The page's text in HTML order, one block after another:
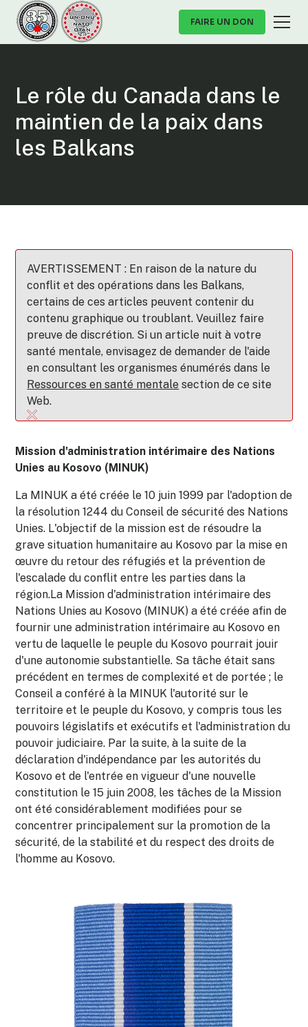
FAIRE UN DON
Le rôle du Canada dans le
maintien de la paix dans
les Balkans
AVERTISSEMENT : En raison de la nature du
conflit et des opérations dans les Balkans,
certains de ces articles peuvent contenir du
contenu graphique ou troublant. Veuillez faire
preuve de discrétion. Si un article nuit à votre
santé mentale, envisagez de demander de l'aide
en consultant les organismes énumérés dans le
Ressources en santé mentale section de ce site
Web.
Mission d'administration intérimaire des Nations
Unies au Kosovo (MINUK)
La MINUK a été créée le 10 juin 1999 par l'adoption de
la résolution 1244 du Conseil de sécurité des Nations
Unies. L'objectif de la mission est de résoudre la
grave situation humanitaire au Kosovo par la mise en
œuvre du retour des réfugiés et la prévention de
l'escalade du conflit entre les parties dans la
région.La Mission d'administration intérimaire des
Nations Unies au Kosovo (MINUK) a été créée afin de
fournir une administration intérimaire au Kosovo en
vertu de laquelle le peuple du Kosovo pourrait jouir
d'une autonomie substantielle. Sa tâche était sans
précédent en termes de complexité et de portée ; le
Conseil a conféré à la MINUK l'autorité sur le
territoire et le peuple du Kosovo, y compris tous les
pouvoirs législatifs et exécutifs et l'administration du
pouvoir judiciaire. Par la suite, à la suite de la
déclaration d'indépendance par les autorités du
Kosovo et de l'entrée en vigueur d'une nouvelle
constitution le 15 juin 2008, les tâches de la Mission
ont été considérablement modifiées pour se
concentrer principalement sur la promotion de la
sécurité, de la stabilité et du respect des droits de
l'homme au Kosovo.